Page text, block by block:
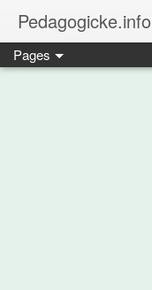
Pedagogicke.info
Pages